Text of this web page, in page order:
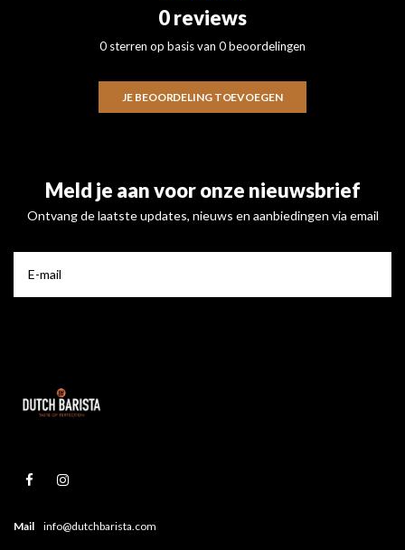
0 reviews
0 sterren op basis van 0 beoordelingen
JE BEOORDELING TOEVOEGEN
Meld je aan voor onze nieuwsbrief
Ontvang de laatste updates, nieuws en aanbiedingen via email
Mail info@dutchbarista.com